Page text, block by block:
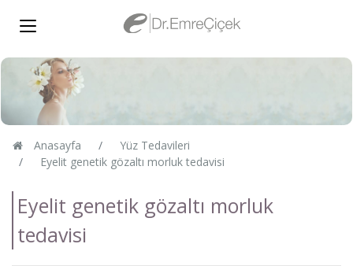
Anasayfa
Yüz Tedavileri
Eyelit genetik gözaltı morluk tedavisi
Eyelit genetik gözaltı morluk
tedavisi